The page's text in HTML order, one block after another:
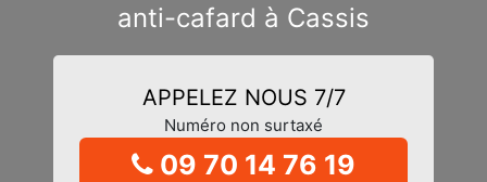
anti-cafard à Cassis
APPELEZ NOUS 7/7
Numéro non surtaxé
09 70 14 76 19